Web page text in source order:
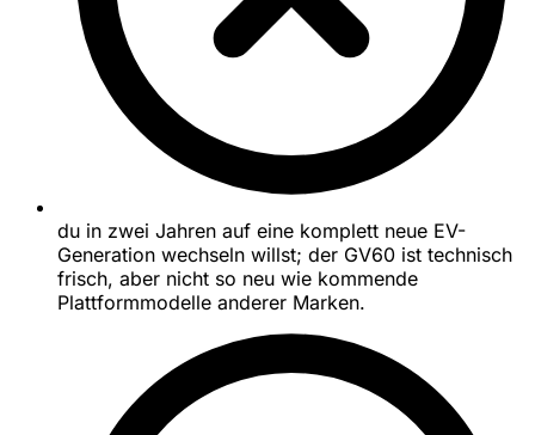
du in zwei Jahren auf eine komplett neue EV-
Generation wechseln willst; der GV60 ist technisch
frisch, aber nicht so neu wie kommende
Plattformmodelle anderer Marken.